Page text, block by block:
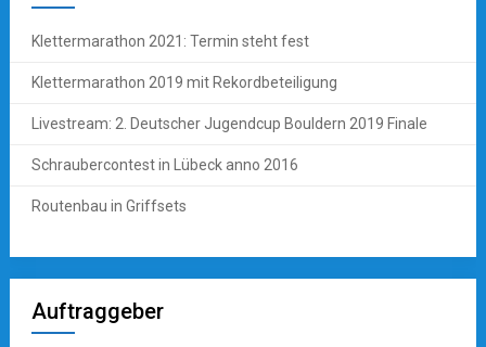
Klettermarathon 2021: Termin steht fest
Klettermarathon 2019 mit Rekordbeteiligung
Livestream: 2. Deutscher Jugendcup Bouldern 2019 Finale
Schraubercontest in Lübeck anno 2016
Routenbau in Griffsets
Auftraggeber